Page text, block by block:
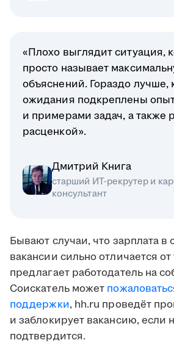
«Плохо выглядит ситуация,
просто называет
объяснений. Гораздо лучше,
ожидания подкреплены
и примерами задач, а также
расценкой».
Дмитрий Книга
старший ИТ-рекрутер и
консультант
Бывают случаи, что зарплата в
вакансии сильно отличается от
предлагает работодатель на
Соискатель может
поддержки, hh.ru проведёт
и заблокирует вакансию, если
подтвердится.